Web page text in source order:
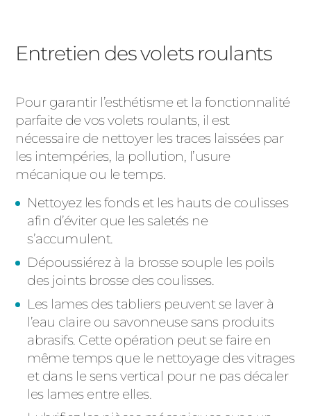
Entretien des volets roulants
Pour garantir l’esthétisme et la fonctionnalité
parfaite de vos volets roulants, il est
nécessaire de nettoyer les traces laissées par
les intempéries, la pollution, l’usure
mécanique ou le temps.
Nettoyez les fonds et les hauts de coulisses
afin d’éviter que les saletés ne
s’accumulent.
Dépoussiérez à la brosse souple les poils
des joints brosse des coulisses.
Les lames des tabliers peuvent se laver à
l’eau claire ou savonneuse sans produits
abrasifs. Cette opération peut se faire en
même temps que le nettoyage des vitrages
et dans le sens vertical pour ne pas décaler
les lames entre elles.